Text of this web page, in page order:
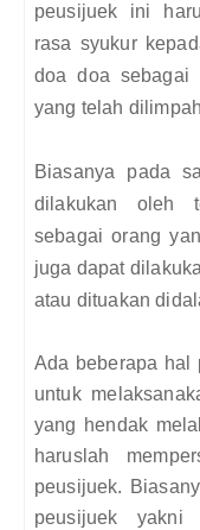
peusijuek ini
rasa syukur
doa doa sebagai
yang telah
Biasanya pada
dilakukan oleh
sebagai orang
juga dapat
atau dituakan
Ada beberapa hal
untuk
yang hendak
haruslah
peusijuek.
peusijuek